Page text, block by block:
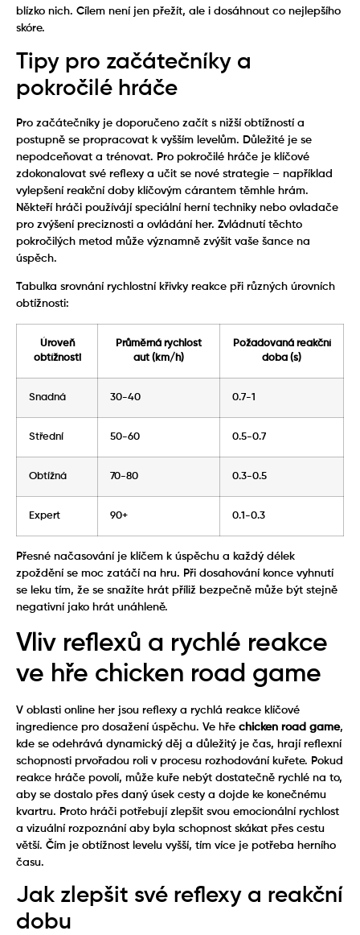
blízko nich. Cílem není jen přežít, ale i dosáhnout co nejlepšího
skóre.
Tipy pro začátečníky a
pokročilé hráče
Pro začátečníky je doporučeno začít s nižší obtížností a
postupně se propracovat k vyšším levelům. Důležité je se
nepodceňovat a trénovat. Pro pokročilé hráče je klíčové
zdokonalovat své reflexy a učit se nové strategie – například
vylepšení reakční doby klíčovým cárantem těmhle hrám.
Někteří hráči používájí speciální herní techniky nebo ovladače
pro zvýšení preciznosti a ovládání her. Zvládnutí těchto
pokročilých metod může významně zvýšit vaše šance na
úspěch.
Tabulka srovnání rychlostní křivky reakce při různých úrovních
obtížnosti:
Úroveň
obtížnosti
Průměrná rychlost
aut (km/h)
Požadovaná reakční
doba (s)
Snadná 30-40 0.7-1
Střední 50-60 0.5-0.7
Obtížná 70-80 0.3-0.5
Expert 90+ 0.1-0.3
Přesné načasování je klíčem k úspěchu a každý délek
zpoždění se moc zatáčí na hru. Při dosahování konce vyhnutí
se leku tím, že se snažíte hrát příliž bezpečně může být stejně
negativní jako hrát unáhleně.
Vliv reflexů a rychlé reakce
ve hře chicken road game
V oblasti online her jsou reflexy a rychlá reakce klíčové
ingredience pro dosažení úspěchu. Ve hře chicken road game,
kde se odehrává dynamický děj a důležitý je čas, hrají reflexní
schopnosti prvořadou roli v procesu rozhodování kuřete. Pokud
reakce hráče povolí, může kuře nebýt dostatečně rychlé na to,
aby se dostalo přes daný úsek cesty a dojde ke konečnému
kvartru. Proto hráči potřebují zlepšit svou emocionální rychlost
a vizuální rozpoznání aby byla schopnost skákat přes cestu
větší. Čím je obtížnost levelu vyšší, tím více je potřeba herního
času.
Jak zlepšit své reflexy a reakční
dobu